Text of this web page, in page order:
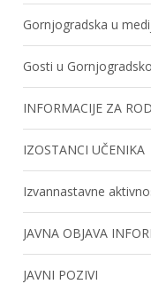
Gornjogradska u
Gosti u
INFORMACIJE ZA
IZOSTANCI UČENIKA
Izvannastavne
JAVNA OBJAVA
JAVNI POZIVI